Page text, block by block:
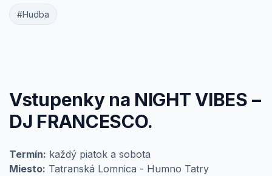
#Hudba
Vstupenky na NIGHT VIBES –
DJ FRANCESCO.
Termín: každý piatok a sobota
Miesto: Tatranská Lomnica - Humno Tatry